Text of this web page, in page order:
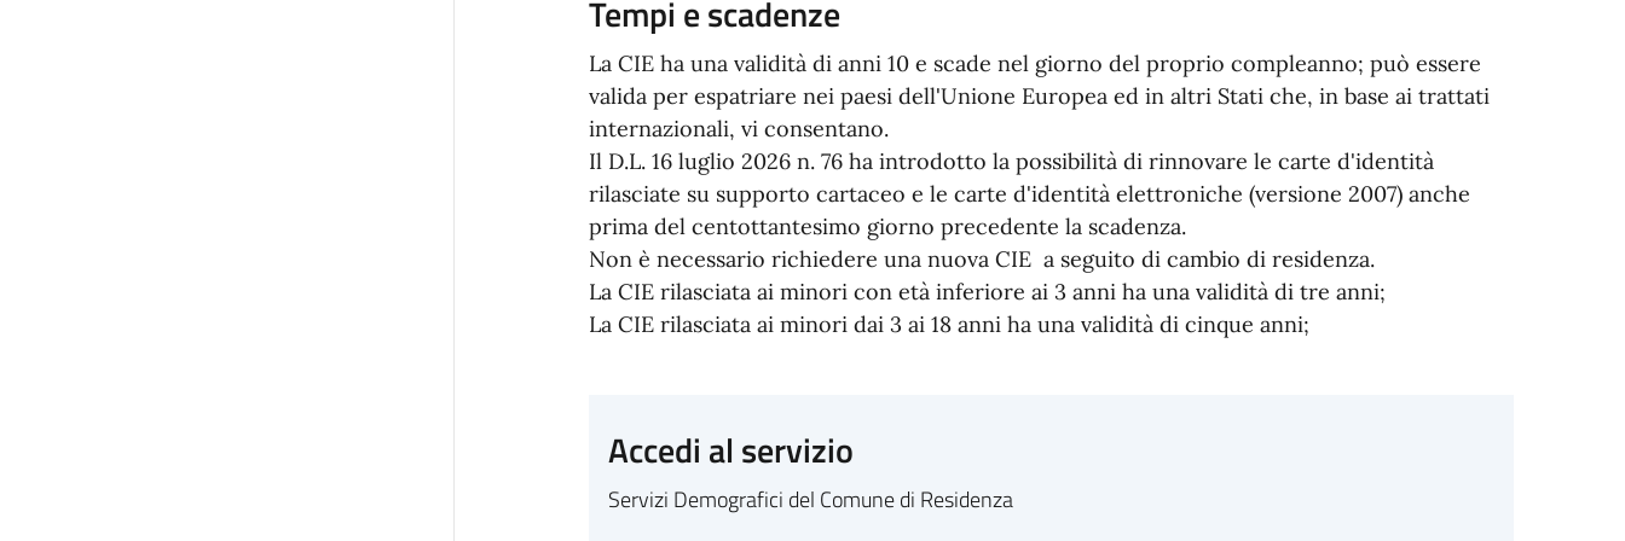
Tempi e scadenze
La CIE ha una validità di anni 10 e scade nel giorno del proprio compleanno; può essere
valida per espatriare nei paesi dell'Unione Europea ed in altri Stati che, in base ai trattati
internazionali, vi consentano.
Il D.L. 16 luglio 2026 n. 76 ha introdotto la possibilità di rinnovare le carte d'identità
rilasciate su supporto cartaceo e le carte d'identità elettroniche (versione 2007) anche
prima del centottantesimo giorno precedente la scadenza.
Non è necessario richiedere una nuova CIE a seguito di cambio di residenza.
La CIE rilasciata ai minori con età inferiore ai 3 anni ha una validità di tre anni;
La CIE rilasciata ai minori dai 3 ai 18 anni ha una validità di cinque anni;
Accedi al servizio
Servizi Demografici del Comune di Residenza